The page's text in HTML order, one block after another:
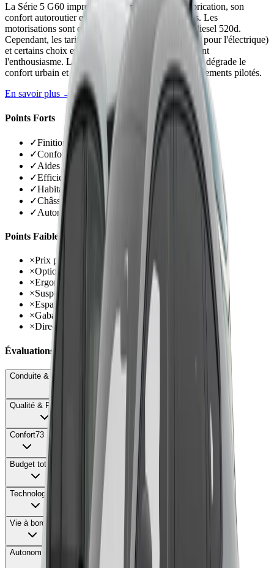
La Série 5 G60 impressionne par sa qualité de fabrication, son
confort autoroutier et ses technologies embarquées. Les
motorisations sont efficientes, particulièrement le diesel 520d.
Cependant, les tarifs prohibitifs (76 200€ minimum pour l'électrique)
et certains choix ergonomiques discutables tempèrent
l'enthousiasme. La suspension M Sport DirectDrive dégrade le
confort urbain et devrait être évitée sans les amortissements pilotés.
En savoir plus →
Points Forts
✓Finition irréprochable et matériaux premium
✓Confort autoroutier et insonorisation excellents
✓Aides à la conduite de très haut niveau
✓Efficience remarquable sur toutes motorisations
✓Habitabilité arrière généreuse
✓Châssis dynamique et comportement sain
✓Autonomie électrique réelle satisfaisante
Points Faibles
×Prix prohibitifs dès 76 200€ en électrique
×Options très coûteuses dépassant 100 000€
×Ergonomie multimédia perfectible
×Suspension M Sport trop ferme en ville
×Espaces de rangement insuffisants
×Gabarit XXL de 5,06 m peu pratique
×Direction aseptisée manquant de précision
Évaluations Détaillées
Conduite & Maniabilité
Qualité & Finition
Confort73
Budget total
Technologie
Vie à bord
Autonomie & Recharge